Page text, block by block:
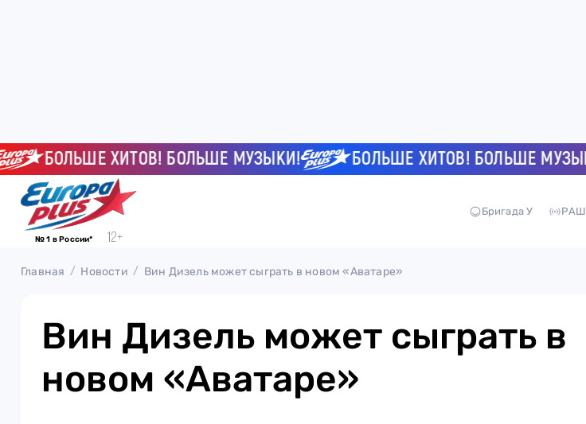
БОЛЬШЕ ХИТОВ! БОЛЬШЕ МУЗЫКИ! БОЛЬШЕ ХИТОВ! БОЛЬШЕ МУЗЫКИ!
№ 1 в России*
Бригада У РАШ
Главная Новости Вин Дизель может сыграть в новом «Аватаре»
Вин Дизель может сыграть в
новом «Аватаре»